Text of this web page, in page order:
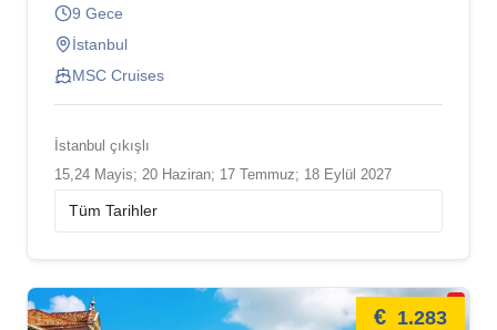
9 Gece
İstanbul
MSC Cruises
İstanbul çıkışlı
15,24 Mayis; 20 Haziran; 17 Temmuz; 18 Eylül 2027
€ 1.283